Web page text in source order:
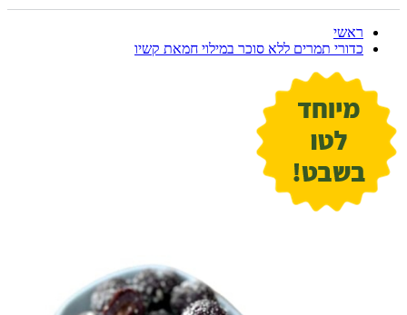
ראשי
כדורי תמרים ללא סוכר במילוי חמאת קשיו